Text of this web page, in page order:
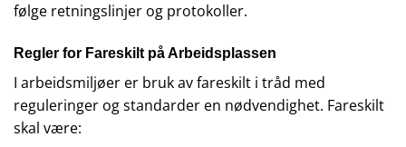
følge retningslinjer og protokoller.
Regler for Fareskilt på Arbeidsplassen
I arbeidsmiljøer er bruk av fareskilt i tråd med
reguleringer og standarder en nødvendighet. Fareskilt
skal være: